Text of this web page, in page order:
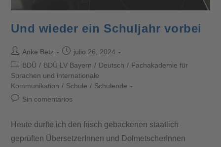
Und wieder ein Schuljahr vorbei
Anke Betz
julio 26, 2024
BDÜ / BDÜ LV Bayern / Deutsch / Fachakademie für
Sprachen und internationale
Kommunikation / Schule / Schulende
Sin comentarios
Heute durfte ich den frisch gebackenen staatlich
geprüften ÜbersetzerInnen und DolmetscherInnen